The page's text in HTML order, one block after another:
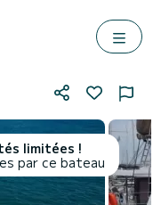
limitées !
par ce bateau